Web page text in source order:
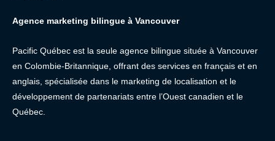
Agence marketing bilingue à Vancouver
Pacific Québec est la seule agence bilingue située à Vancouver
en Colombie-Britannique, offrant des services en français et en
anglais, spécialisée dans le marketing de localisation et le
développement de partenariats entre l’Ouest canadien et le
Québec.